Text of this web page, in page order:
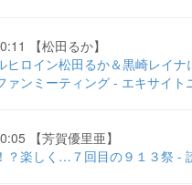
【松田るか】
ヒロイン松田るか＆黒崎レイ
ァンミーティング - エキサイト
【芳賀優里亜】
？楽しく…７回目の９１３祭 -